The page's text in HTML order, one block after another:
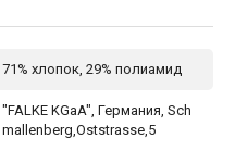
71% хлопок, 29% полиамид
"FALKE KGaA", Германия, Sch
mallenberg,Oststrasse,5